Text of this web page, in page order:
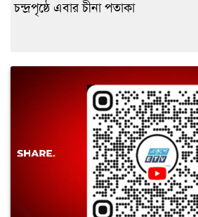
চন্দ্রপৃষ্ঠে এবার চীনা পতাকা